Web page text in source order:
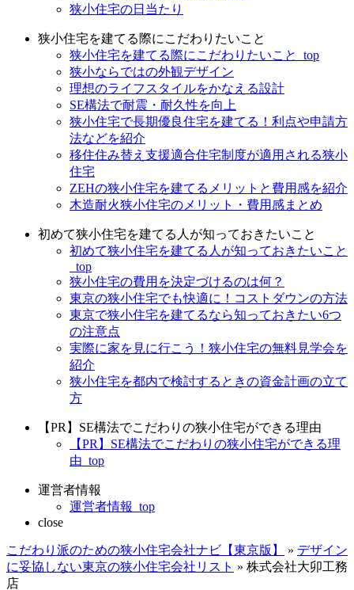
狭小住宅の日当たり
狭小住宅を建てる際にこだわりたいこと
狭小住宅を建てる際にこだわりたいこと_top
狭小ならではの外観デザイン
理想のライフスタイルをかなえる設計
SE構法で耐震・耐久性を向上
狭小住宅で長期優良住宅を建てる！利点や申請方
法などを紹介
移住住み替え支援適合住宅制度が適用される狭小
住宅
ZEHの狭小住宅を建てるメリットと費用感を紹介
木造耐火狭小住宅のメリット・費用感まとめ
初めて狭小住宅を建てる人が知っておきたいこと
初めて狭小住宅を建てる人が知っておきたいこと
_top
狭小住宅の費用を決定づけるのは何？
東京の狭小住宅でも快適に！コストダウンの方法
東京で狭小住宅を建てるなら知っておきたい6つ
の注意点
実際に家を見に行こう！狭小住宅の無料見学会を
紹介
狭小住宅を都内で検討するときの資金計画の立て
方
【PR】SE構法でこだわりの狭小住宅ができる理由
【PR】SE構法でこだわりの狭小住宅ができる理
由_top
運営者情報
運営者情報_top
close
こだわり派のための狭小住宅会社ナビ【東京版】 » デザイン
に妥協しない東京の狭小住宅会社リスト » 株式会社大卯工務
店